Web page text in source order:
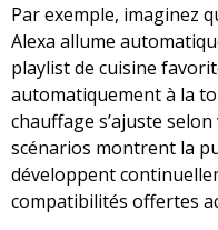
Par exemple, imaginez
Alexa allume
playlist de cuisine
automatiquement à la
chauffage s’ajuste
scénarios montrent la
développent
compatibilités offertes